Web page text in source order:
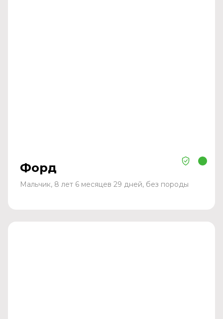
Форд
Мальчик, 8 лет 6 месяцев 29 дней, без породы